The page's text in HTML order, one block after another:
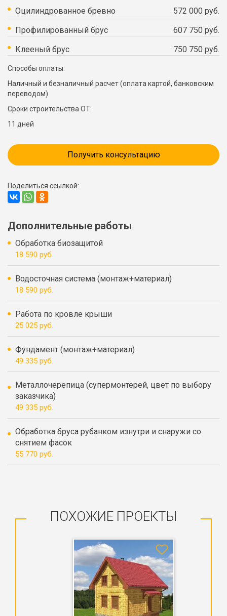
Оцилиндрованное бревно
572 000 руб.
Профилированный брус
607 750 руб.
Клееный брус
750 750 руб.
Способы оплаты:
Наличный и безналичный расчет (оплата картой, банковским
переводом)
Сроки строительства ОТ:
11 дней
Получить консультацию
Поделиться ссылкой:
Дополнительные работы
Обработка биозащитой
18 590 руб.
Водосточная система (монтаж+материал)
18 590 руб.
Работа по кровле крыши
25 025 руб.
Фундамент (монтаж+материал)
49 335 руб.
Металлочерепица (супермонтерей, цвет по выбору
заказчика)
49 335 руб.
Обработка бруса рубанком изнутри и снаружи со
снятием фасок
55 770 руб.
ПОХОЖИЕ ПРОЕКТЫ